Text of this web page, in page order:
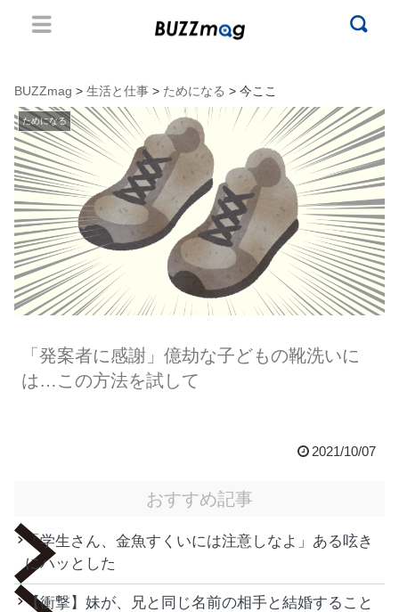
BUZZmag > 生活と仕事 > ためになる > 今ここ
ためになる
「発案者に感謝」億劫な子どもの靴洗いに
は…この方法を試して
2021/10/07
おすすめ記事
「学生さん、金魚すくいには注意しなよ」ある呟き
にハッとした
【衝撃】妹が、兄と同じ名前の相手と結婚すること